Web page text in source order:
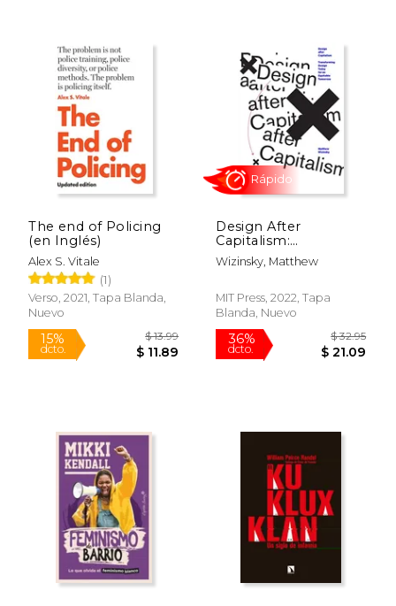
14%
dcto. $ 30.09
50%
dcto. $
The end of Policing
(en Inglés)
Alex S. Vitale
(1)
Verso, 2021, Tapa Blanda,
Nuevo
Design After
Capitalism:
Transforming Design
Today for an
(en Inglés)
Wizinsky, Matthew
MIT Press, 2022, Tapa
Blanda, Nuevo